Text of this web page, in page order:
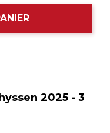
2025 - 3